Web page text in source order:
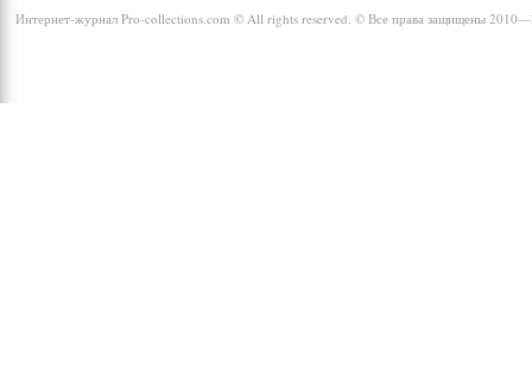
Интернет-журнал Pro-collections.com © All rights reserved. © Все права защищены